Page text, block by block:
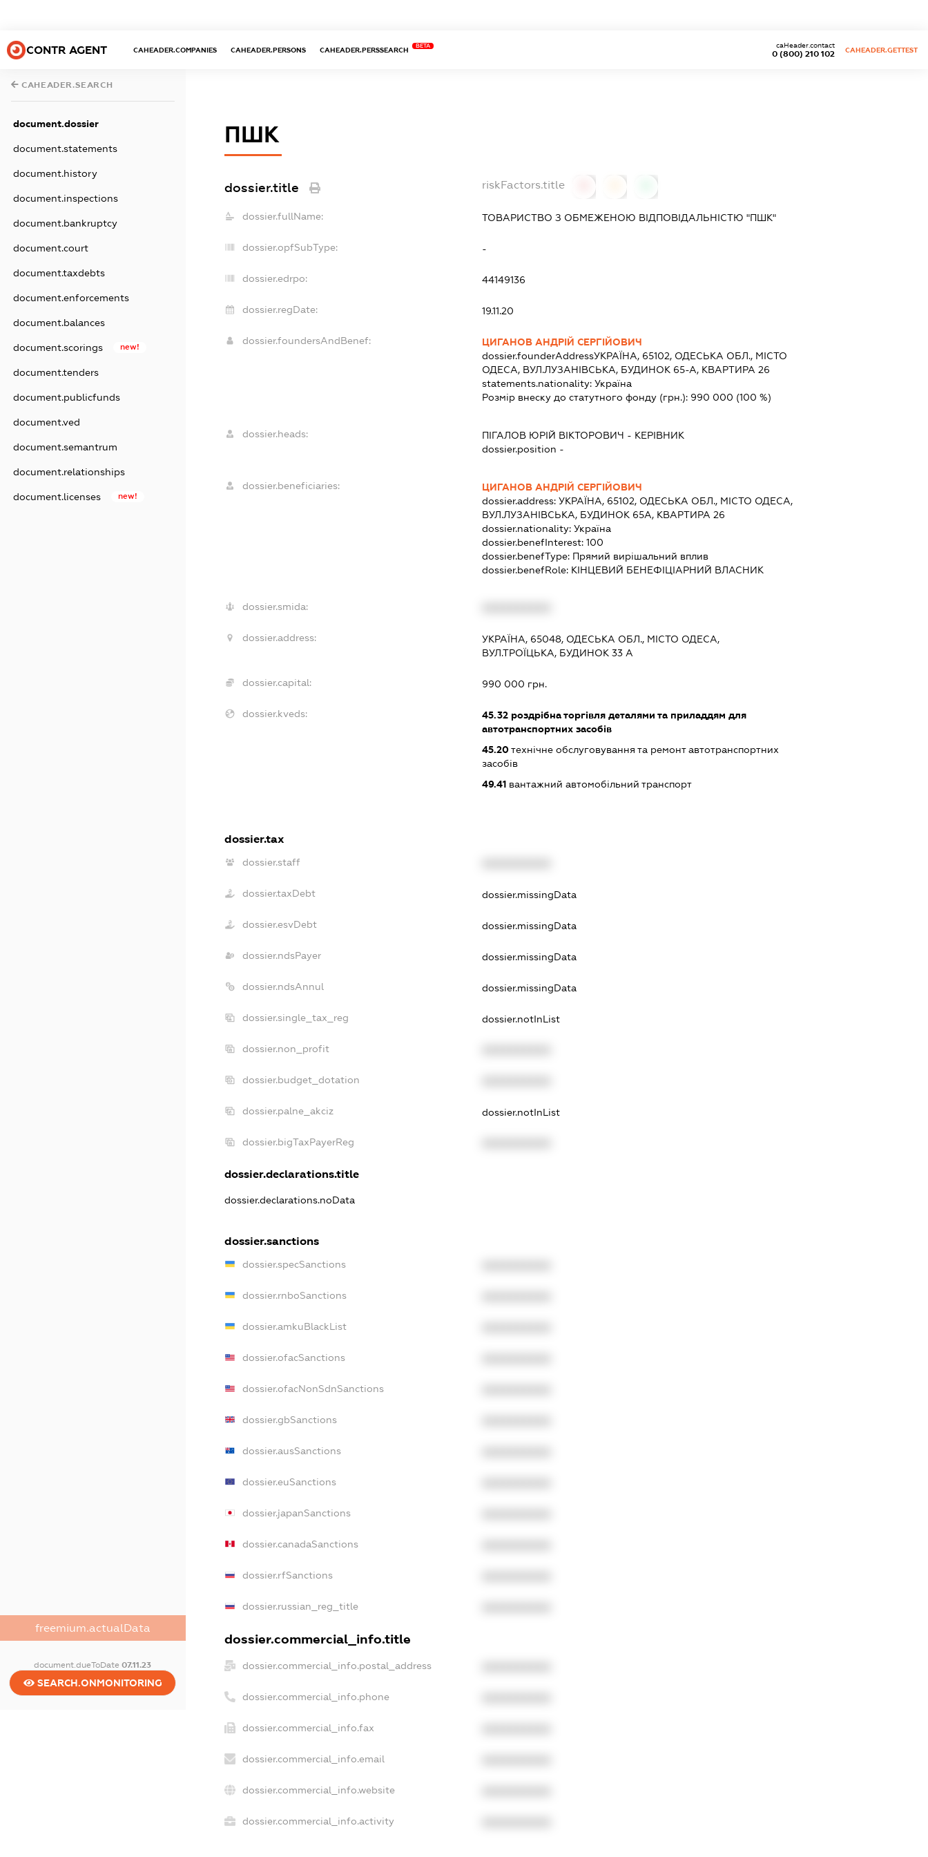
CONTR AGENT CAHEADER.COMPANIES CAHEADER.PERSONS CAHEADER.PERSSEARCH
BETA
0 (800) 210 102
caHeader.contact
CAHEADER.GETTEST
CAHEADER.SEARCH
document.dossier
document.statements
document.history
document.inspections
document.bankruptcy
document.court
document.taxdebts
document.enforcements
document.balances
document.scorings new!
document.tenders
document.publicfunds
document.ved
document.semantrum
document.relationships
document.licenses new!
freemium.actualData
document.dueToDate07.11.23
SEARCH.ONMONITORING
ПШК
dossier.title riskFactors.title
dossier.fullName: ТОВАРИСТВО З ОБМЕЖЕНОЮ ВІДПОВІДАЛЬНІСТЮ "ПШК"
dossier.opfSubType: -
dossier.edrpo: 44149136
dossier.regDate: 19.11.20
dossier.foundersAndBenef:
ЦИГАНОВ АНДРІЙ СЕРГІЙОВИЧ
dossier.founderAddressУКРАЇНА, 65102, ОДЕСЬКА ОБЛ., МІСТО
ОДЕСА, ВУЛ.ЛУЗАНІВСЬКА, БУДИНОК 65-А, КВАРТИРА 26
statements.nationality: Україна
Розмір внеску до статутного фонду (грн.): 990 000 (100 %)
dossier.heads: ПІГАЛОВ ЮРІЙ ВІКТОРОВИЧ - КЕРІВНИК
dossier.position -
dossier.beneficiaries:
ЦИГАНОВ АНДРІЙ СЕРГІЙОВИЧ
dossier.address: УКРАЇНА, 65102, ОДЕСЬКА ОБЛ., МІСТО ОДЕСА,
ВУЛ.ЛУЗАНІВСЬКА, БУДИНОК 65А, КВАРТИРА 26
dossier.nationality: Україна
dossier.benefInterest: 100
dossier.benefType: Прямий вирішальний вплив
dossier.benefRole: КІНЦЕВИЙ БЕНЕФІЦІАРНИЙ ВЛАСНИК
dossier.smida:
dossier.address:
УКРАЇНА, 65048, ОДЕСЬКА ОБЛ., МІСТО ОДЕСА,
ВУЛ.ТРОЇЦЬКА, БУДИНОК 33 А
dossier.capital: 990 000 грн.
dossier.kveds: 45.32роздрібна торгівля деталями та приладдям для
автотранспортних засобів
45.20технічне обслуговування та ремонт автотранспортних
засобів
49.41вантажний автомобільний транспорт
dossier.tax
dossier.staff
dossier.taxDebt dossier.missingData
dossier.esvDebt dossier.missingData
dossier.ndsPayer dossier.missingData
dossier.ndsAnnul dossier.missingData
dossier.single_tax_reg dossier.notInList
dossier.non_profit
dossier.budget_dotation
dossier.palne_akciz dossier.notInList
dossier.bigTaxPayerReg
dossier.declarations.title
dossier.declarations.noData
dossier.sanctions
dossier.specSanctions
dossier.rnboSanctions
dossier.amkuBlackList
dossier.ofacSanctions
dossier.ofacNonSdnSanctions
dossier.gbSanctions
dossier.ausSanctions
dossier.euSanctions
dossier.japanSanctions
dossier.canadaSanctions
dossier.rfSanctions
dossier.russian_reg_title
dossier.commercial_info.title
dossier.commercial_info.postal_address
dossier.commercial_info.phone
dossier.commercial_info.fax
dossier.commercial_info.email
dossier.commercial_info.website
dossier.commercial_info.activity